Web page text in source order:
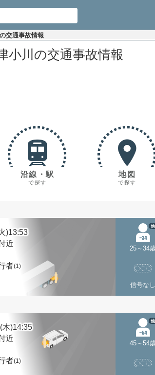
交通事故情報
小川の交通事故情報
沿線・駅
で探す
地図
で探す
)13:53
近
者(1)
25～34
他
信号なし
木)14:35
近
者(1)
45～54
他